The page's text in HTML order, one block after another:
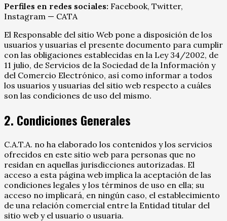
Perfiles en redes sociales: Facebook, Twitter,
Instagram — CATA
El Responsable del sitio Web pone a disposición de los
usuarios y usuarias el presente documento para cumplir
con las obligaciones establecidas en la Ley 34/2002, de
11 julio, de Servicios de la Sociedad de la Información y
del Comercio Electrónico, así como informar a todos
los usuarios y usuarias del sitio web respecto a cuáles
son las condiciones de uso del mismo.
2. Condiciones Generales
C.A.T.A. no ha elaborado los contenidos y los servicios
ofrecidos en este sitio web para personas que no
residan en aquellas jurisdicciones autorizadas. El
acceso a esta página web implica la aceptación de las
condiciones legales y los términos de uso en ella; su
acceso no implicará, en ningún caso, el establecimiento
de una relación comercial entre la Entidad titular del
sitio web y el usuario o usuaria.